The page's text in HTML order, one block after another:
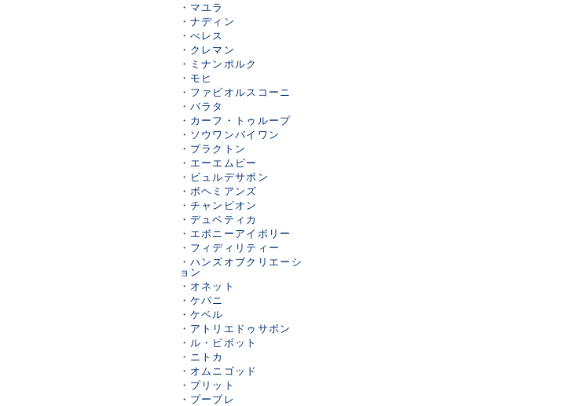
・ マユラ
・ ナディン
・ べレス
・ クレマン
・ ミナンポルク
・ モヒ
・ ファビオルスコーニ
・ バラタ
・ カーフ・トゥループ
・ ソウワンバイワン
・ プラクトン
・ エーエムビー
・ ビュルデサボン
・ ボヘミアンズ
・ チャンピオン
・ デュベティカ
・ エボニーアイボリー
・ フィディリティー
・ ハンズオブクリエーシ
ョン
・ オネット
・ ケパニ
・ ケベル
・ アトリエドゥサボン
・ ル・ピボット
・ ニトカ
・ オムニゴッド
・ プリット
・ プープレ